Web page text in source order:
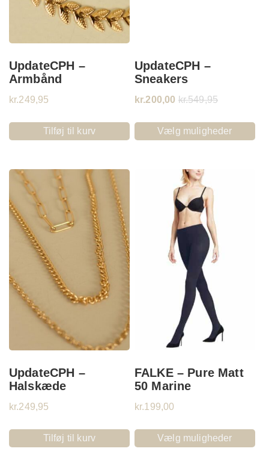
UpdateCPH –
Armbånd
kr.249,95
Tilføj til kurv
UpdateCPH –
Sneakers
kr.200,00 kr.549,95
Vælg muligheder
UpdateCPH –
Halskæde
kr.249,95
Tilføj til kurv
FALKE – Pure Matt
50 Marine
kr.199,00
Vælg muligheder